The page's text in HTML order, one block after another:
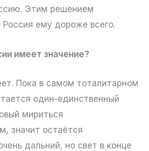
Этим решением
Россия ему дороже всего.
имеет значение?
Пока в самом тоталитарном
один-единственный
мириться
значит остаётся
дальний, но свет в конце